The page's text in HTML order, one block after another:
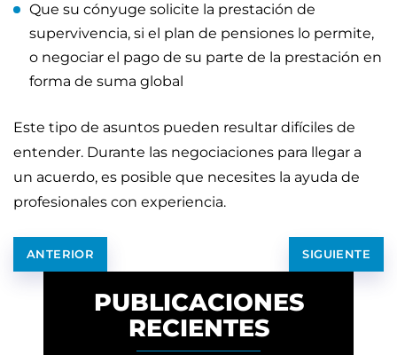
Que su cónyuge solicite la prestación de
supervivencia, si el plan de pensiones lo permite,
o negociar el pago de su parte de la prestación en
forma de suma global
Este tipo de asuntos pueden resultar difíciles de
entender. Durante las negociaciones para llegar a
un acuerdo, es posible que necesites la ayuda de
profesionales con experiencia.
ANTERIOR SIGUIENTE
PUBLICACIONES
RECIENTES